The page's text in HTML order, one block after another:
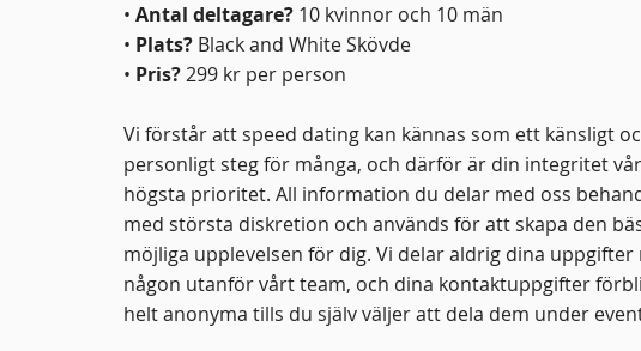
• Antal deltagare?10 kvinnor och 10 män
• Plats?Black and White Skövde
• Pris?299 kr per person
Vi förstår att speed dating kan kännas som ett känsligt
personligt steg för många, och därför är din integritet vår
högsta prioritet. All information du delar med oss
med största diskretion och används för att skapa den
möjliga upplevelsen för dig. Vi delar aldrig dina uppgifter
någon utanför vårt team, och dina kontaktuppgifter
helt anonyma tills du själv väljer att dela dem under